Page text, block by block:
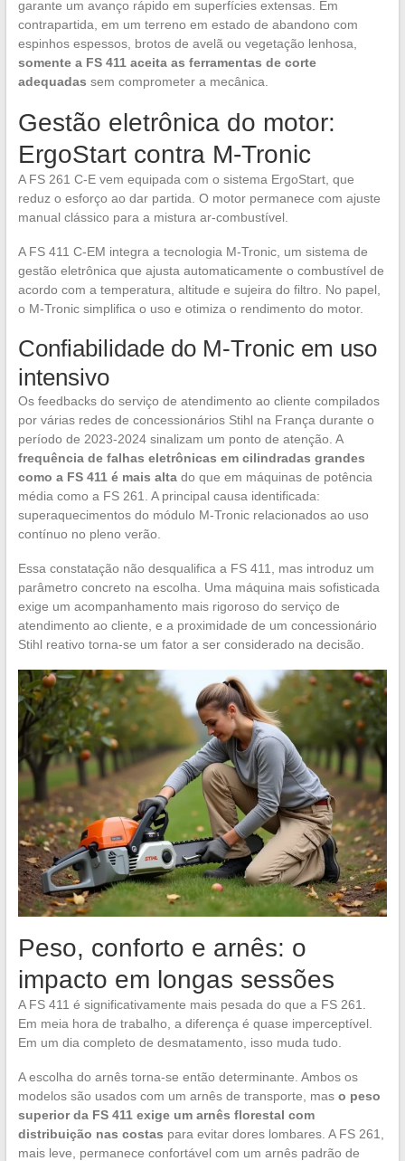
garante um avanço rápido em superfícies extensas. Em
contrapartida, em um terreno em estado de abandono com
espinhos espessos, brotos de avelã ou vegetação lenhosa,
somente a FS 411 aceita as ferramentas de corte
adequadas sem comprometer a mecânica.
Gestão eletrônica do motor:
ErgoStart contra M-Tronic
A FS 261 C-E vem equipada com o sistema ErgoStart, que
reduz o esforço ao dar partida. O motor permanece com ajuste
manual clássico para a mistura ar-combustível.
A FS 411 C-EM integra a tecnologia M-Tronic, um sistema de
gestão eletrônica que ajusta automaticamente o combustível de
acordo com a temperatura, altitude e sujeira do filtro. No papel,
o M-Tronic simplifica o uso e otimiza o rendimento do motor.
Confiabilidade do M-Tronic em uso
intensivo
Os feedbacks do serviço de atendimento ao cliente compilados
por várias redes de concessionários Stihl na França durante o
período de 2023-2024 sinalizam um ponto de atenção. A
frequência de falhas eletrônicas em cilindradas grandes
como a FS 411 é mais altado que em máquinas de potência
média como a FS 261. A principal causa identificada:
superaquecimentos do módulo M-Tronic relacionados ao uso
contínuo no pleno verão.
Essa constatação não desqualifica a FS 411, mas introduz um
parâmetro concreto na escolha. Uma máquina mais sofisticada
exige um acompanhamento mais rigoroso do serviço de
atendimento ao cliente, e a proximidade de um concessionário
Stihl reativo torna-se um fator a ser considerado na decisão.
Peso, conforto e arnês: o
impacto em longas sessões
A FS 411 é significativamente mais pesada do que a FS 261.
Em meia hora de trabalho, a diferença é quase imperceptível.
Em um dia completo de desmatamento, isso muda tudo.
A escolha do arnês torna-se então determinante. Ambos os
modelos são usados com um arnês de transporte, mas o peso
superior da FS 411 exige um arnês florestal com
distribuição nas costas para evitar dores lombares. A FS 261,
mais leve, permanece confortável com um arnês padrão de